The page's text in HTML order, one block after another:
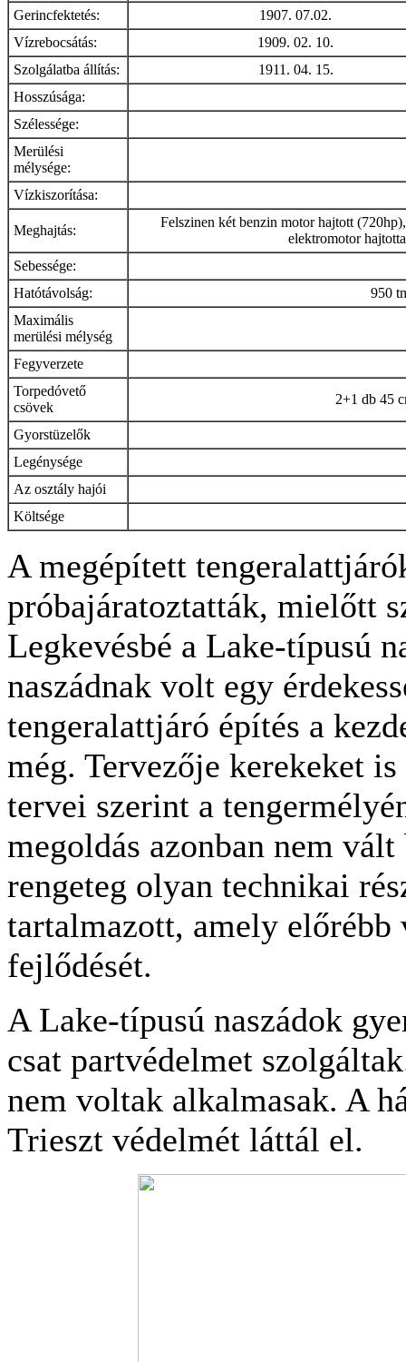
Gerincfektetés:
1907. 07.02.
Vízrebocsátás:
1909. 02. 10.
Szolgálatba állítás:
1911. 04. 15.
Hosszúsága:
Szélessége:
Merülési
mélysége:
Vízkiszorítása:
Meghajtás:
Felszinen két benzin motor hajtott
elektromotor
Sebessége:
Hatótávolság:
950
Maximális
merülési mélység
Fegyverzete
Torpedóvető
csövek
2+1 db 45
Gyorstüzelők
Legénysége
Az osztály hajói
Költsége
A megépített
próbajáratoztatták, mielőtt
Legkevésbé a Lake-típusú
naszádnak volt egy
tengeralattjáró építés a
még. Tervezője kerekeket
tervei szerint a
megoldás azonban nem
rengeteg olyan technikai
tartalmazott, amely
fejlődését.
A Lake-típusú naszádok
csat partvédelmet
nem voltak alkalmasak. A
Trieszt védelmét láttál el.